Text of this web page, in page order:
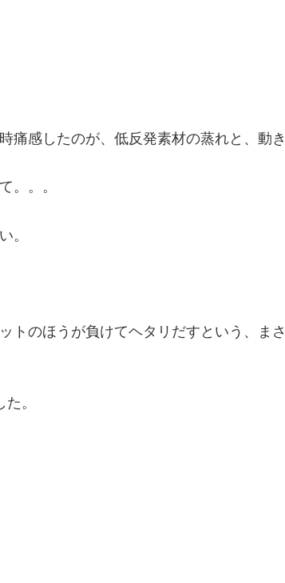
感したのが、低反発素材の蒸れと、動き
。。。
。
トのほうが負けてヘタリだすという、ま
。